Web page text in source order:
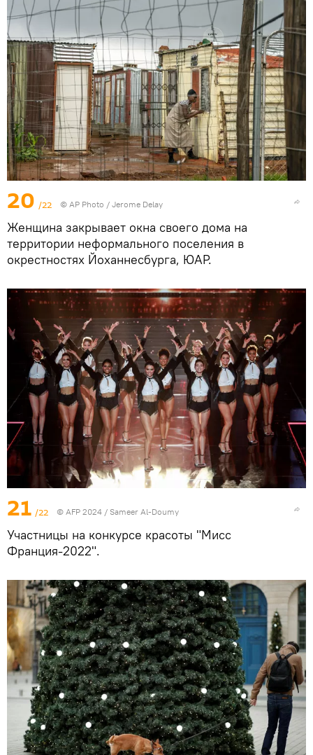
20 /22 © AP Photo / Jerome Delay
Женщина закрывает окна своего дома на
территории неформального поселения в
окрестностях Йоханнесбурга, ЮАР.
21 /22 © AFP 2024 / Sameer Al-Doumy
Участницы на конкурсе красоты "Мисс
Франция-2022".